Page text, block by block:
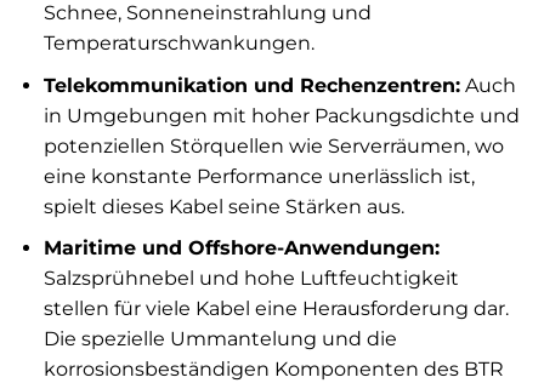
Schnee, Sonneneinstrahlung und
Temperaturschwankungen.
Telekommunikation und Rechenzentren:Auch
in Umgebungen mit hoher Packungsdichte und
potenziellen Störquellen wie Serverräumen, wo
eine konstante Performance unerlässlich ist,
spielt dieses Kabel seine Stärken aus.
Maritime und Offshore-Anwendungen:
Salzsprühnebel und hohe Luftfeuchtigkeit
stellen für viele Kabel eine Herausforderung dar.
Die spezielle Ummantelung und die
korrosionsbeständigen Komponenten des BTR